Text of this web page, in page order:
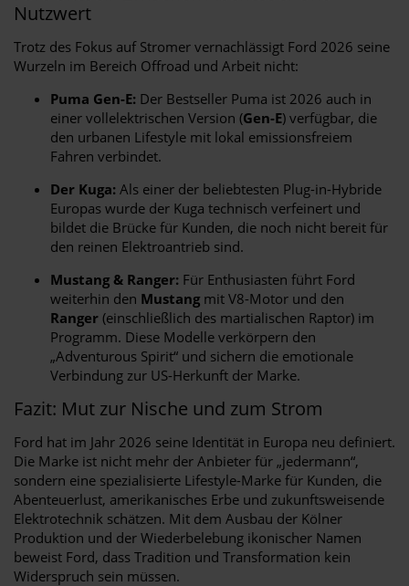
Nutzwert
Trotz des Fokus auf Stromer vernachlässigt Ford 2026 seine
Wurzeln im Bereich Offroad und Arbeit nicht:
Puma Gen-E: Der Bestseller Puma ist 2026 auch in
einer vollelektrischen Version (Gen-E) verfügbar, die
den urbanen Lifestyle mit lokal emissionsfreiem
Fahren verbindet.
Der Kuga: Als einer der beliebtesten Plug-in-Hybride
Europas wurde der Kuga technisch verfeinert und
bildet die Brücke für Kunden, die noch nicht bereit für
den reinen Elektroantrieb sind.
Mustang & Ranger: Für Enthusiasten führt Ford
weiterhin den Mustang mit V8-Motor und den
Ranger (einschließlich des martialischen Raptor) im
Programm. Diese Modelle verkörpern den
„Adventurous Spirit“ und sichern die emotionale
Verbindung zur US-Herkunft der Marke.
Fazit: Mut zur Nische und zum Strom
Ford hat im Jahr 2026 seine Identität in Europa neu definiert.
Die Marke ist nicht mehr der Anbieter für „jedermann“,
sondern eine spezialisierte Lifestyle-Marke für Kunden, die
Abenteuerlust, amerikanisches Erbe und zukunftsweisende
Elektrotechnik schätzen. Mit dem Ausbau der Kölner
Produktion und der Wiederbelebung ikonischer Namen
beweist Ford, dass Tradition und Transformation kein
Widerspruch sein müssen.